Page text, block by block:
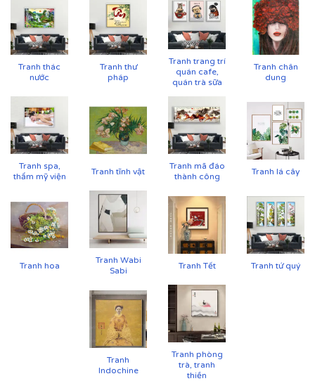
Cận cảnh tranh in trên chất liệu canvas công nghệ in
Tranh thác
nước
Tranh thư
pháp
Tranh trang trí
quán cafe,
quán trà sữa
Tranh chân
dung
Tranh spa,
thẩm mỹ viện
Tranh tĩnh vật
Tranh mã đáo
thành công
Tranh lá cây
Tranh hoa
Tranh Wabi
Sabi
Tranh Tết Tranh tứ quý
Tranh
Indochine
Tranh phòng
trà, tranh
thiền